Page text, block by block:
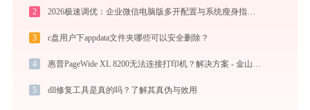
2 2026极速调优：企业微信电脑版多开配置与系统瘦身指南，拒绝流氓捆绑
3 c盘用户下appdata文件夹哪些可以安全删除？
4
5 dll修复工具是真的吗？了解其真伪与效用